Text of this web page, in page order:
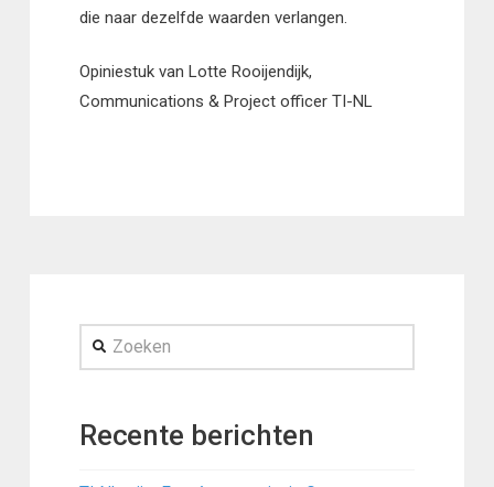
die naar dezelfde waarden verlangen.
Opiniestuk van Lotte Rooijendijk,
Communications & Project officer TI-NL
Zoeken
Recente berichten